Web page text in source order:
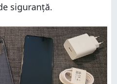
siguranță.